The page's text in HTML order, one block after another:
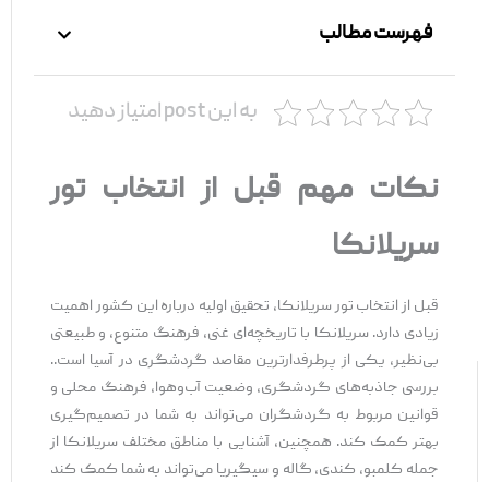
فهرست مطالب
به این post امتیاز دهید
نکات مهم قبل از انتخاب تور
سریلانکا
قبل از انتخاب تور سریلانکا، تحقیق اولیه درباره این کشور اهمیت
زیادی دارد. سریلانکا با تاریخچه‌ای غنی، فرهنگ متنوع، و طبیعتی
بی‌نظیر، یکی از پرطرفدارترین مقاصد گردشگری در آسیا است..
بررسی جاذبه‌های گردشگری، وضعیت آب‌وهوا، فرهنگ محلی و
قوانین مربوط به گردشگران می‌تواند به شما در تصمیم‌گیری
بهتر کمک کند. همچنین، آشنایی با مناطق مختلف سریلانکا از
جمله کلمبو، کندی، گاله و سیگیریا می‌تواند به شما کمک کند